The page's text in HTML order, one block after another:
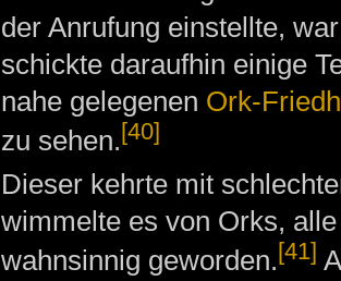
der Anrufung einstellte,
schickte daraufhin einige
nahe gelegenen Ork-
zu sehen. [40]
Dieser kehrte mit
wimmelte es von Orks,
wahnsinnig geworden. [41]